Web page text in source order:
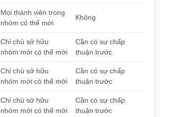
Mọi thành viên trong
nhóm có thể mời
Không
Chỉ chủ sở hữu
nhóm mới có thể mời
Cần có sự chấp
thuận trước
Chỉ chủ sở hữu
nhóm mới có thể mời
Cần có sự chấp
thuận trước
Chỉ chủ sở hữu
nhóm mới có thể mời
Cần có sự chấp
thuận trước